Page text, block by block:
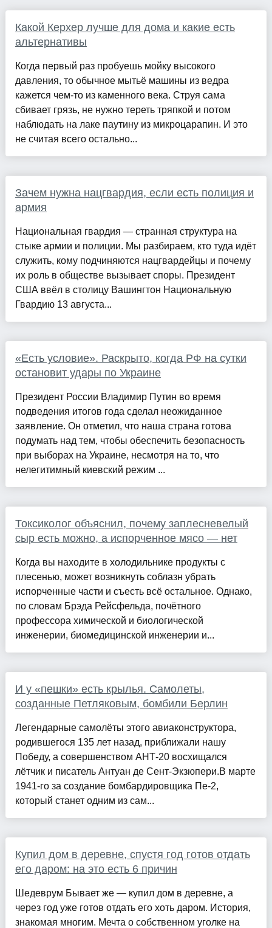
Какой Керхер лучше для дома и какие есть
альтернативы
Когда первый раз пробуешь мойку высокого
давления, то обычное мытьё машины из ведра
кажется чем-то из каменного века. Струя сама
сбивает грязь, не нужно тереть тряпкой и потом
наблюдать на лаке паутину из микроцарапин. И это
не считая всего остально...
Зачем нужна нацгвардия, если есть полиция и
армия
Национальная гвардия — странная структура на
стыке армии и полиции. Мы разбираем, кто туда идёт
служить, кому подчиняются нацгвардейцы и почему
их роль в обществе вызывает споры. Президент
США ввёл в столицу Вашингтон Национальную
Гвардию 13 августа...
«Есть условие». Раскрыто, когда РФ на сутки
остановит удары по Украине
Президент России Владимир Путин во время
подведения итогов года сделал неожиданное
заявление. Он отметил, что наша страна готова
подумать над тем, чтобы обеспечить безопасность
при выборах на Украине, несмотря на то, что
нелегитимный киевский режим ...
Токсиколог объяснил, почему заплесневелый
сыр есть можно, а испорченное мясо — нет
Когда вы находите в холодильнике продукты с
плесенью, может возникнуть соблазн убрать
испорченные части и съесть всё остальное. Однако,
по словам Брэда Рейсфельда, почётного
профессора химической и биологической
инженерии, биомедицинской инженерии и...
И у «пешки» есть крылья. Самолеты,
созданные Петляковым, бомбили Берлин
Легендарные самолёты этого авиаконструктора,
родившегося 135 лет назад, приближали нашу
Победу, а совершенством АНТ-20 восхищался
лётчик и писатель Антуан де Сент-Экзюпери.В марте
1941-го за создание бомбардировщика Пе-2,
который станет одним из сам...
Купил дом в деревне, спустя год готов отдать
его даром: на это есть 6 причин
Шедеврум Бывает же — купил дом в деревне, а
через год уже готов отдать его хоть даром. История,
знакомая многим. Мечта о собственном уголке на